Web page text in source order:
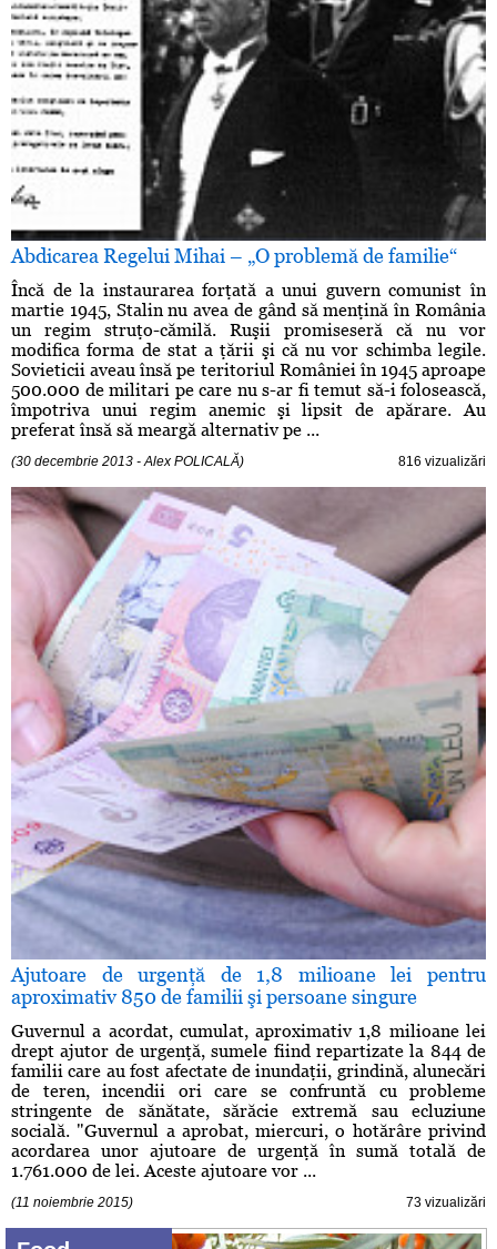
Abdicarea Regelui Mihai – „O problemă de familie“
Încă de la instaurarea forţată a unui guvern comunist în
martie 1945, Stalin nu avea de gând să menţină în România
un regim struţo-cămilă. Ruşii promiseseră că nu vor
modifica forma de stat a ţării şi că nu vor schimba legile.
Sovieticii aveau însă pe teritoriul României în 1945 aproape
500.000 de militari pe care nu s-ar fi temut să-i folosească,
împotriva unui regim anemic şi lipsit de apărare. Au
preferat însă să meargă alternativ pe ...
(30 decembrie 2013 - Alex POLICALĂ) 816 vizualizări
Ajutoare de urgenţă de 1,8 milioane lei pentru
aproximativ 850 de familii şi persoane singure
Guvernul a acordat, cumulat, aproximativ 1,8 milioane lei
drept ajutor de urgenţă, sumele fiind repartizate la 844 de
familii care au fost afectate de inundaţii, grindină, alunecări
de teren, incendii ori care se confruntă cu probleme
stringente de sănătate, sărăcie extremă sau ecluziune
socială. "Guvernul a aprobat, miercuri, o hotărâre privind
acordarea unor ajutoare de urgenţă în sumă totală de
1.761.000 de lei. Aceste ajutoare vor ...
(11 noiembrie 2015) 73 vizualizări